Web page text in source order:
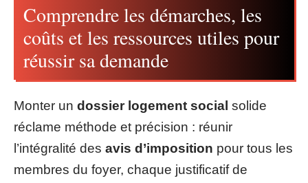
Comprendre les démarches, les
coûts et les ressources utiles pour
réussir sa demande
Monter un dossier logement social solide
réclame méthode et précision : réunir
l’intégralité des avis d’imposition pour tous les
membres du foyer, chaque justificatif de